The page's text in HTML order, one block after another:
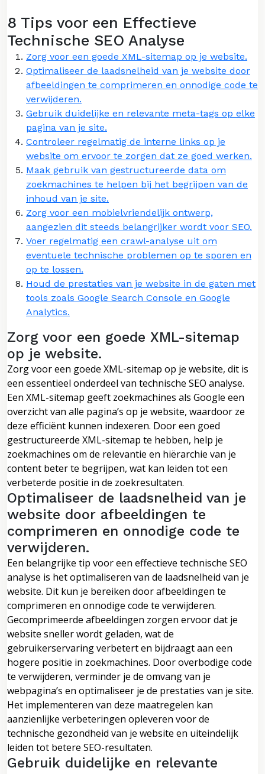
8 Tips voor een Effectieve
Technische SEO Analyse
Zorg voor een goede XML-sitemap op je website.
Optimaliseer de laadsnelheid van je website door
afbeeldingen te comprimeren en onnodige code te
verwijderen.
Gebruik duidelijke en relevante meta-tags op elke
pagina van je site.
Controleer regelmatig de interne links op je
website om ervoor te zorgen dat ze goed werken.
Maak gebruik van gestructureerde data om
zoekmachines te helpen bij het begrijpen van de
inhoud van je site.
Zorg voor een mobielvriendelijk ontwerp,
aangezien dit steeds belangrijker wordt voor SEO.
Voer regelmatig een crawl-analyse uit om
eventuele technische problemen op te sporen en
op te lossen.
Houd de prestaties van je website in de gaten met
tools zoals Google Search Console en Google
Analytics.
Zorg voor een goede XML-sitemap
op je website.
Zorg voor een goede XML-sitemap op je website, dit is
een essentieel onderdeel van technische SEO analyse.
Een XML-sitemap geeft zoekmachines als Google een
overzicht van alle pagina’s op je website, waardoor ze
deze efficiënt kunnen indexeren. Door een goed
gestructureerde XML-sitemap te hebben, help je
zoekmachines om de relevantie en hiërarchie van je
content beter te begrijpen, wat kan leiden tot een
verbeterde positie in de zoekresultaten.
Optimaliseer de laadsnelheid van je
website door afbeeldingen te
comprimeren en onnodige code te
verwijderen.
Een belangrijke tip voor een effectieve technische SEO
analyse is het optimaliseren van de laadsnelheid van je
website. Dit kun je bereiken door afbeeldingen te
comprimeren en onnodige code te verwijderen.
Gecomprimeerde afbeeldingen zorgen ervoor dat je
website sneller wordt geladen, wat de
gebruikerservaring verbetert en bijdraagt aan een
hogere positie in zoekmachines. Door overbodige code
te verwijderen, verminder je de omvang van je
webpagina’s en optimaliseer je de prestaties van je site.
Het implementeren van deze maatregelen kan
aanzienlijke verbeteringen opleveren voor de
technische gezondheid van je website en uiteindelijk
leiden tot betere SEO-resultaten.
Gebruik duidelijke en relevante